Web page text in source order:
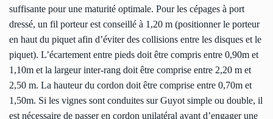
suffisante pour une maturité optimale. Pour les cépages à port
dressé, un fil porteur est conseillé à 1,20 m (positionner le porteur
en haut du piquet afin d’éviter des collisions entre les disques et le
piquet). L’écartement entre pieds doit être compris entre 0,90m et
1,10m et la largeur inter-rang doit être comprise entre 2,20 m et
2,50 m. La hauteur du cordon doit être comprise entre 0,70m et
1,50m. Si les vignes sont conduites sur Guyot simple ou double, il
est nécessaire de passer en cordon unilatéral avant d’engager une